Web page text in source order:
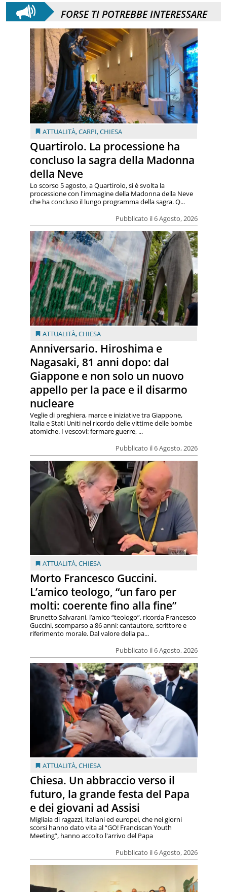
FORSE TI POTREBBE INTERESSARE
ATTUALITÀ,CARPI,CHIESA
Quartirolo. La processione ha
concluso la sagra della Madonna
della Neve
Pubblicato il 6 Agosto, 2026
Lo scorso 5 agosto, a Quartirolo, si è svolta la
processione con l'immagine della Madonna della Neve
che ha concluso il lungo programma della sagra. Q...
ATTUALITÀ,CHIESA
Anniversario. Hiroshima e
Nagasaki, 81 anni dopo: dal
Giappone e non solo un nuovo
appello per la pace e il disarmo
nucleare
Pubblicato il 6 Agosto, 2026
Veglie di preghiera, marce e iniziative tra Giappone,
Italia e Stati Uniti nel ricordo delle vittime delle bombe
atomiche. I vescovi: fermare guerre, ...
ATTUALITÀ,CHIESA
Morto Francesco Guccini.
L’amico teologo, “un faro per
molti: coerente fino alla fine”
Pubblicato il 6 Agosto, 2026
Brunetto Salvarani, l’amico “teologo”, ricorda Francesco
Guccini, scomparso a 86 anni: cantautore, scrittore e
riferimento morale. Dal valore della pa...
ATTUALITÀ,CHIESA
Chiesa. Un abbraccio verso il
futuro, la grande festa del Papa
e dei giovani ad Assisi
Pubblicato il 6 Agosto, 2026
Migliaia di ragazzi, italiani ed europei, che nei giorni
scorsi hanno dato vita al “GO! Franciscan Youth
Meeting”, hanno accolto l'arrivo del Papa